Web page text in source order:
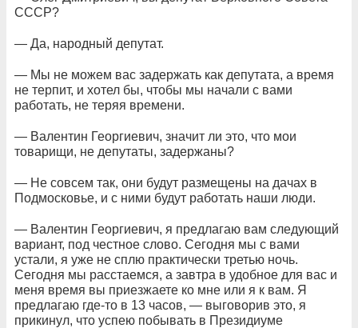
СССР?
— Да, народный депутат.
— Мы не можем вас задержать как депутата, а время
не терпит, и хотел бы, чтобы мы начали с вами
работать, не теряя времени.
— Валентин Георгиевич, значит ли это, что мои
товарищи, не депутаты, задержаны?
— Не совсем так, они будут размещены на дачах в
Подмосковье, и с ними будут работать наши люди.
— Валентин Георгиевич, я предлагаю вам следующий
вариант, под честное слово. Сегодня мы с вами
устали, я уже не сплю практически третью ночь.
Сегодня мы расстаемся, а завтра в удобное для вас и
меня время вы приезжаете ко мне или я к вам. Я
предлагаю где-то в 13 часов, — выговорив это, я
прикинул, что успею побывать в Президиуме